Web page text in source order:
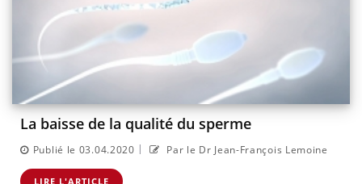
La baisse de la qualité du sperme
Publié le 03.04.2020 | Par le Dr Jean-François Lemoine
LIRE L'ARTICLE